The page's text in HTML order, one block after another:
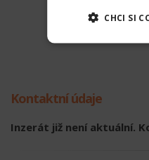
Kontaktní údaje
Inzerát již není aktuální.
CHCI SI